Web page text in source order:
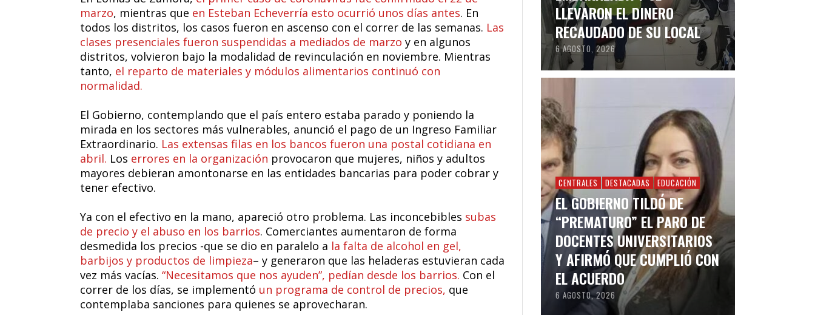
marzo, mientras que en Esteban Echeverría esto ocurrió unos días antes. En
todos los distritos, los casos fueron en ascenso con el correr de las semanas. Las
clases presenciales fueron suspendidas a mediados de marzo y en algunos
distritos, volvieron bajo la modalidad de revinculación en noviembre. Mientras
tanto, el reparto de materiales y módulos alimentarios continuó con
normalidad.
El Gobierno, contemplando que el país entero estaba parado y poniendo la
mirada en los sectores más vulnerables, anunció el pago de un Ingreso Familiar
Extraordinario. Las extensas filas en los bancos fueron una postal cotidiana en
abril. Los errores en la organización provocaron que mujeres, niños y adultos
mayores debieran amontonarse en las entidades bancarias para poder cobrar y
tener efectivo.
Ya con el efectivo en la mano, apareció otro problema. Las inconcebibles subas
de precio y el abuso en los barrios. Comerciantes aumentaron de forma
desmedida los precios -que se dio en paralelo a la falta de alcohol en gel,
barbijos y productos de limpieza– y generaron que las heladeras estuvieran cada
vez más vacías. “Necesitamos que nos ayuden”, pedían desde los barrios. Con el
correr de los días, se implementó un programa de control de precios, que
contemplaba sanciones para quienes se aprovecharan.
LLEVARON EL DINERO
RECAUDADO DE SU LOCAL
6 AGOSTO, 2026
CENTRALES DESTACADAS EDUCACIÓN
EL GOBIERNO TILDÓ DE
“PREMATURO” EL PARO DE
DOCENTES UNIVERSITARIOS
Y AFIRMÓ QUE CUMPLIÓ CON
EL ACUERDO
6 AGOSTO, 2026